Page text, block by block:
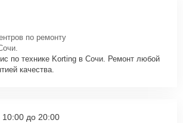
по ремонту
по технике Korting в Сочи. Ремонт любой
качества.
10:00 до 20:00